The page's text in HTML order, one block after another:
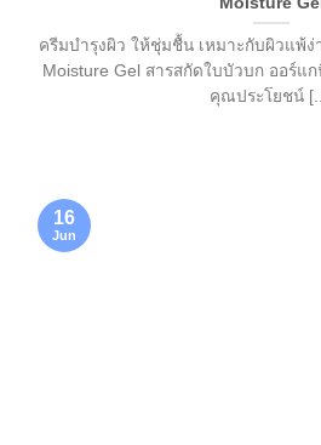
ครีมบำรุงผิว ให้ชุ่มชื้น เหมาะกับผิวแพ้ง่
Moisture Gel สารสกัดใบบัวบก ออร์แ
คุณประโยชน์
16
Jun